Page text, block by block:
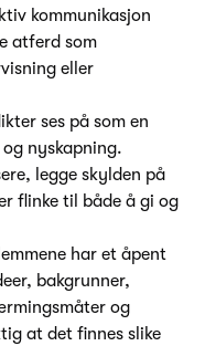
kommunikasjon
atferd som
eller
ses på som en
nyskapning.
legge skylden på
flinke til både å gi og
har et åpent
bakgrunner,
og
at det finnes slike